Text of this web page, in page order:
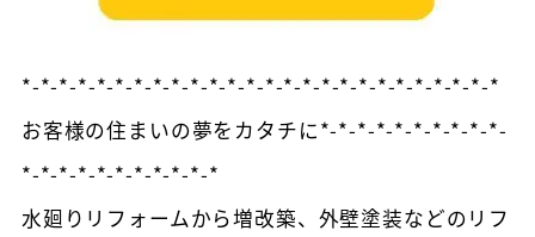
*-*-*-*-*-*-*-*-*-*-*-*-*-*-*-*-*-*-*-*-*-*-*-*-*-*
お客様の住まいの夢をカタチに*-*-*-*-*-*-*-*-*-*-
*-*-*-*-*-*-*-*-*-*-*
水廻りリフォームから増改築、外壁塗装などのリフ